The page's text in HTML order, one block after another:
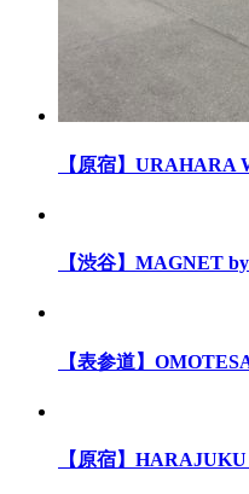
【原宿】URAHARA
【渋谷】MAGNET
【表参道】
【原宿】